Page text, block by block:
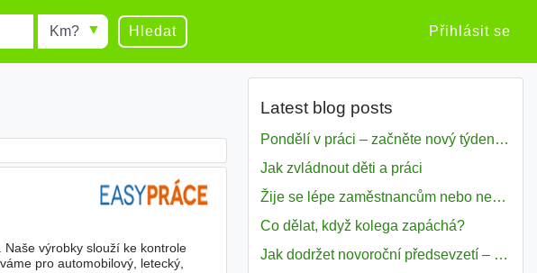
Radius Hledat Přihlásit se
výrobky slouží ke kontrole
pro automobilový, letecký,
Latest blog posts
Pondělí v práci – začněte nový týden s motivací
Jak zvládnout děti a práci
Žije se lépe zaměstnancům nebo nezavislým pracovníkům
Co dělat, když kolega zapáchá?
Jak dodržet novoroční předsevzetí – naše tipy pro dobrý začátek roku 2018